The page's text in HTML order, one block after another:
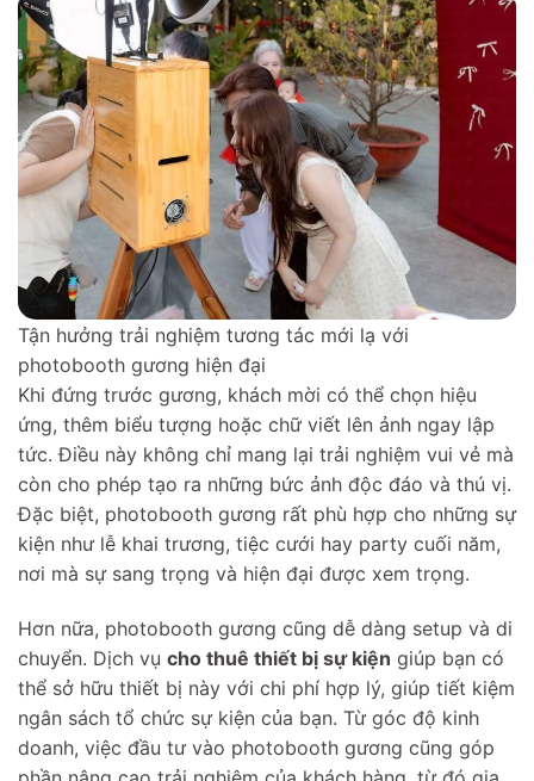
Tận hưởng trải nghiệm tương tác mới lạ với
photobooth gương hiện đại
Khi đứng trước gương, khách mời có thể chọn hiệu
ứng, thêm biểu tượng hoặc chữ viết lên ảnh ngay lập
tức. Điều này không chỉ mang lại trải nghiệm vui vẻ mà
còn cho phép tạo ra những bức ảnh độc đáo và thú vị.
Đặc biệt, photobooth gương rất phù hợp cho những sự
kiện như lễ khai trương, tiệc cưới hay party cuối năm,
nơi mà sự sang trọng và hiện đại được xem trọng.
Hơn nữa, photobooth gương cũng dễ dàng setup và di
chuyển. Dịch vụ cho thuê thiết bị sự kiện giúp bạn có
thể sở hữu thiết bị này với chi phí hợp lý, giúp tiết kiệm
ngân sách tổ chức sự kiện của bạn. Từ góc độ kinh
doanh, việc đầu tư vào photobooth gương cũng góp